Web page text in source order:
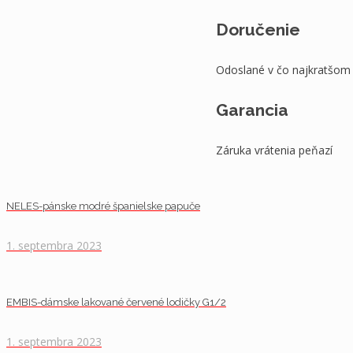
Doručenie
Odoslané v čo najkratšom
Garancia
Záruka vrátenia peňazí
NELES-pánske modré španielske papuče
1. septembra 2023
EMBIS-dámske lakované červené lodičky G1/2
1. septembra 2023